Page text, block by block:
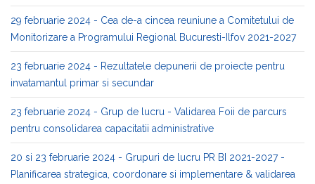
29 februarie 2024 - Cea de-a cincea reuniune a Comitetului de
Monitorizare a Programului Regional Bucuresti-Ilfov 2021-2027
23 februarie 2024 - Rezultatele depunerii de proiecte pentru
invatamantul primar si secundar
23 februarie 2024 - Grup de lucru - Validarea Foii de parcurs
pentru consolidarea capacitatii administrative
20 si 23 februarie 2024 - Grupuri de lucru PR BI 2021-2027 -
Planificarea strategica, coordonare si implementare & validarea